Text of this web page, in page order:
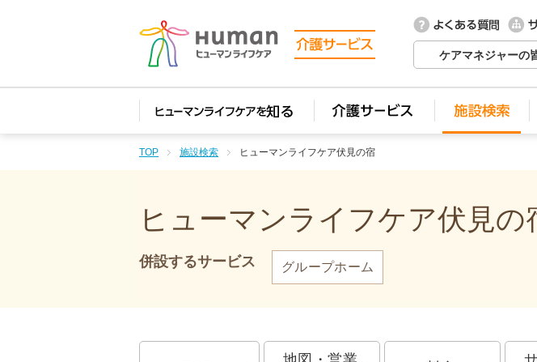
ケアマネジャーの
TOP 施設検索 ヒューマンライフケア伏見の宿
ヒューマンライフケア伏見
併設するサービス グループホーム